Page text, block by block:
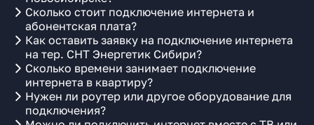
Сколько стоит подключение интернета и
абонентская плата?
Как оставить заявку на подключение интернета
на тер. СНТ Энергетик Сибири?
Сколько времени занимает подключение
интернета в квартиру?
Нужен ли роутер или другое оборудование для
подключения?